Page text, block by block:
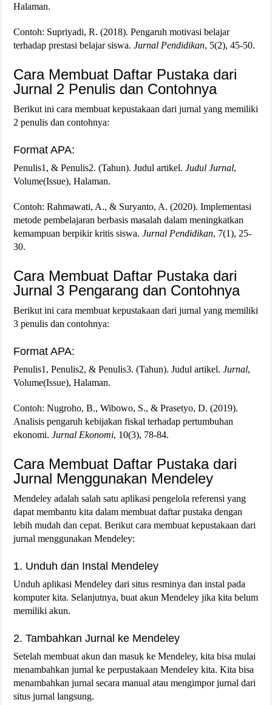
Halaman.
Contoh: Supriyadi, R. (2018). Pengaruh motivasi belajar
terhadap prestasi belajar siswa.Jurnal Pendidikan, 5(2), 45-50.
Cara Membuat Daftar Pustaka dari
Jurnal 2 Penulis dan Contohnya
Berikut ini cara membuat kepustakaan dari jurnal yang memiliki
2 penulis dan contohnya:
Format APA:
Penulis1, & Penulis2. (Tahun). Judul artikel.Judul Jurnal,
Volume(Issue), Halaman.
Contoh: Rahmawati, A., & Suryanto, A. (2020). Implementasi
metode pembelajaran berbasis masalah dalam meningkatkan
kemampuan berpikir kritis siswa.Jurnal Pendidikan, 7(1), 25-
30.
Cara Membuat Daftar Pustaka dari
Jurnal 3 Pengarang dan Contohnya
Berikut ini cara membuat kepustakaan dari jurnal yang memiliki
3 penulis dan contohnya:
Format APA:
Penulis1, Penulis2, & Penulis3. (Tahun). Judul artikel.Jurnal,
Volume(Issue), Halaman.
Contoh: Nugroho, B., Wibowo, S., & Prasetyo, D. (2019).
Analisis pengaruh kebijakan fiskal terhadap pertumbuhan
ekonomi.Jurnal Ekonomi, 10(3), 78-84.
Cara Membuat Daftar Pustaka dari
Jurnal Menggunakan Mendeley
Mendeley adalah salah satu aplikasi pengelola referensi yang
dapat membantu kita dalam membuat daftar pustaka dengan
lebih mudah dan cepat. Berikut cara membuat kepustakaan dari
jurnal menggunakan Mendeley:
1. Unduh dan Instal Mendeley
Unduh aplikasi Mendeley dari situs resminya dan instal pada
komputer kita. Selanjutnya, buat akun Mendeley jika kita belum
memiliki akun.
2. Tambahkan Jurnal ke Mendeley
Setelah membuat akun dan masuk ke Mendeley, kita bisa mulai
menambahkan jurnal ke perpustakaan Mendeley kita. Kita bisa
menambahkan jurnal secara manual atau mengimpor jurnal dari
situs jurnal langsung.